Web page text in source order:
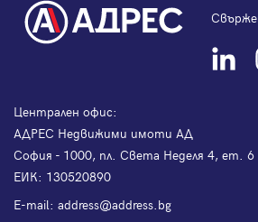
Централен офис:
АДРЕС Недвижими имоти АД
София - 1000, пл. Света Неделя 4, ет. 6
ЕИК: 130520890
Е-mail: address@address.bg